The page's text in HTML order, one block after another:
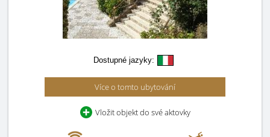
Dostupné jazyky:
Více o tomto ubytování
Vložit objekt do své aktovky